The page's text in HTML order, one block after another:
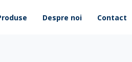
Despre noi Contact